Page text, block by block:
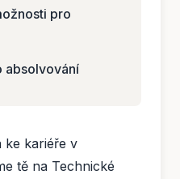
pro
absolvování
ke kariéře v
tě na Technické